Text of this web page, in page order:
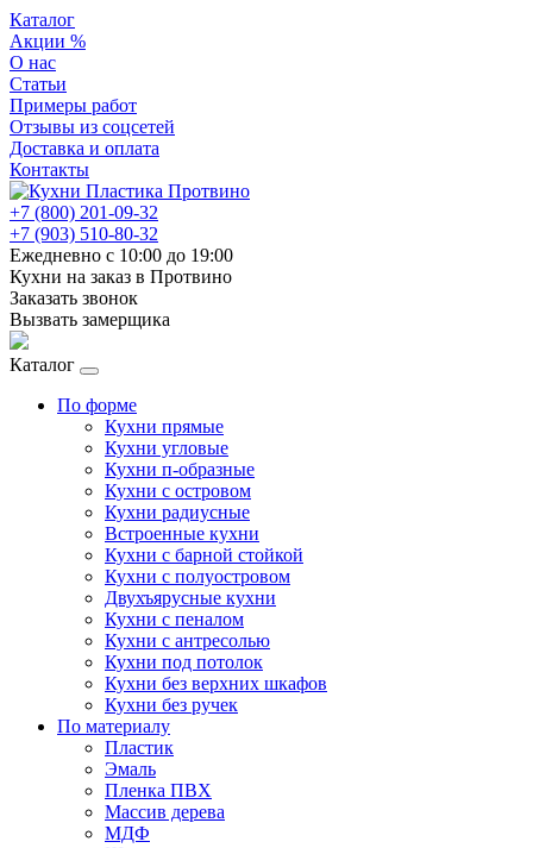
Каталог
Акции %
О нас
Статьи
Примеры работ
Отзывы из соцсетей
Доставка и оплата
Контакты
+7 (800) 201-09-32
+7 (903) 510-80-32
Ежедневно с 10:00 до 19:00
Кухни на заказ в Протвино
Заказать звонок
Вызвать замерщика
Каталог
По форме
Кухни прямые
Кухни угловые
Кухни п-образные
Кухни с островом
Кухни радиусные
Встроенные кухни
Кухни с барной стойкой
Кухни с полуостровом
Двухъярусные кухни
Кухни с пеналом
Кухни с антресолью
Кухни под потолок
Кухни без верхних шкафов
Кухни без ручек
По материалу
Пластик
Эмаль
Пленка ПВХ
Массив дерева
МДФ